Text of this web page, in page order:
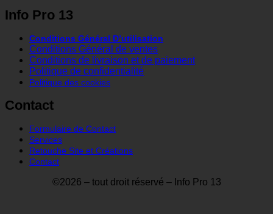
Info Pro 13
Conditions Général D’utilisation
Conditions Général de ventes
Conditions de livraison et de paiement
Politique de confidentialité
Politique des cookies
Contact
Formulaire de Contact
Services
Retouche Site et Créations
Contact
©2026 – tout droit réservé – Info Pro 13